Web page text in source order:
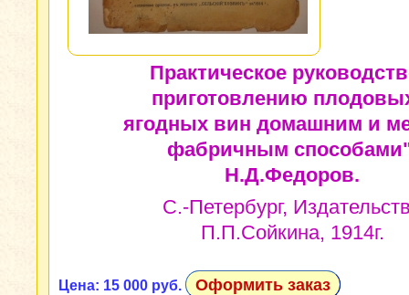
Практическое
приготовлению
ягодных вин домашним и
фабричным
Н.Д.Федоров.
С.-Петербург,
П.П.Сойкина, 1914г.
Цена: 15 000 руб. Оформить заказ